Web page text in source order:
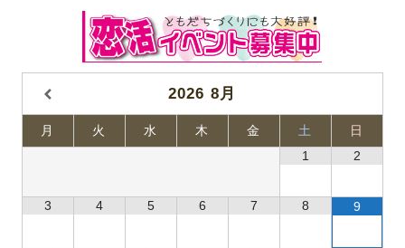
2026 8月
月 火 水 木 金 土
日
1
2
3 4 5 6 7 8 9